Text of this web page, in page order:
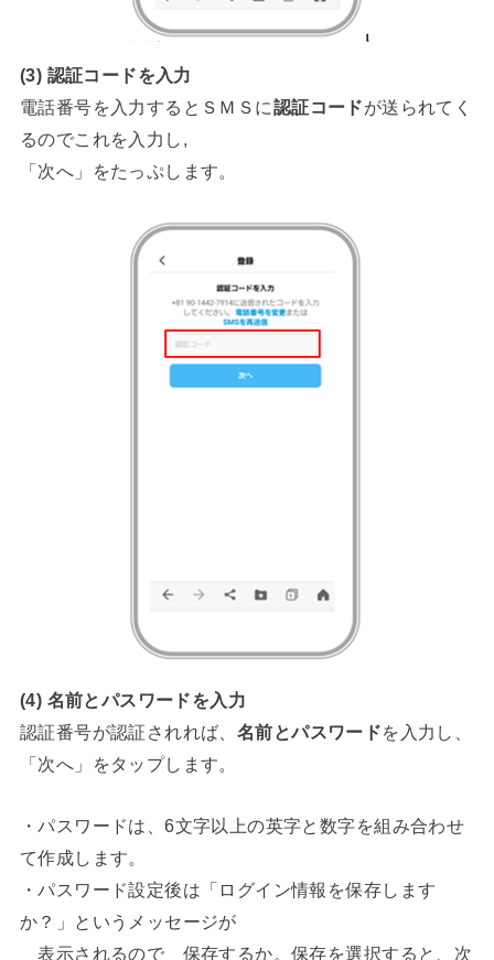
(3) 認証コードを入力
電話番号を入力するとＳＭＳに認証コードが送られてく
るのでこれを入力し,
「次へ」をたっぷします。
(4) 名前とパスワードを入力
認証番号が認証されれば、 名前とパスワードを入力し、
「次へ」をタップします。
・パスワードは、6文字以上の英字と数字を組み合わせ
て作成します。
・パスワード設定後は「ログイン情報を保存します
か？」というメッセージが
表示されるので 保存するか。保存を選択すると、次